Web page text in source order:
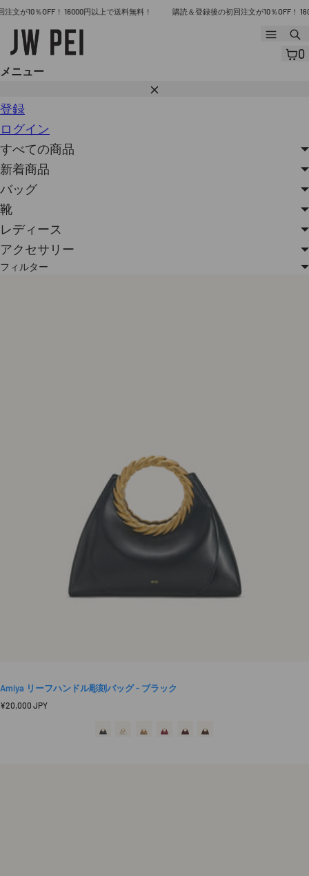
コ
テ
ン
へ
ス
キ
ッ
プ
10％OFF！ 16000円以上で送料無料！ 購読＆登録後の初回注文が10％OFF！ 16000
メ
ニ
ュ
0
メニュー
閉
登録
ログイン
すべての商品
新着商品
バッグ
靴
レディース
アクセサリー
フィルター
Amiya リーフハンドル彫刻バッグ - ブラック
¥20,000 JPY